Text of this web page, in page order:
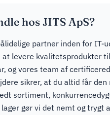
hos JITS ApS?
partner inden for IT-
levere kvalitetsprodukter
og vores team af
sikrer, at du altid får
sortiment,
gør vi det nemt og trygt